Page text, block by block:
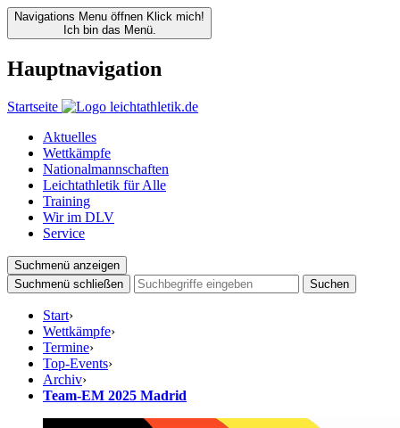
Navigations Menu öffnen Klick mich!
Ich bin das Menü.
Hauptnavigation
Startseite
Aktuelles
Wettkämpfe
Nationalmannschaften
Leichtathletik für Alle
Training
Wir im DLV
Service
Suchmenü anzeigen
Suchmenü schließen
Suchen
Start›
Wettkämpfe›
Termine›
Top-Events›
Archiv›
Team-EM 2025 Madrid